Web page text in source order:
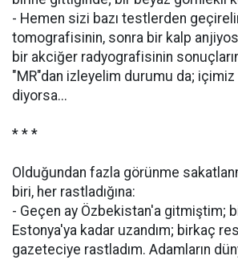
- Hemen sizi bazı testlerden
tomografisinin, sonra bir kalp
bir akciğer radyografisinin
"MR"dan izleyelim durumu da;
diyorsa...
* * *
Olduğundan fazla görünme
biri, her rastladığına:
- Geçen ay Özbekistan'a gitmiştim;
Estonya'ya kadar uzandım; birkaç
gazeteciye rastladım. Adamların